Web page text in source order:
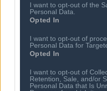
I want to opt-out of the
Personal Data.
Opted In
I want to opt-out of
Personal Data for
Opted In
I want to opt-out of
Retention, Sale, and/or
Personal Data that Is
Ευκαιρίες Καριέρας
Ο ΣΕΠΕ είναι Μέλος
Διεθνών Οργανισμών
Επικοινωνία
Πολιτική